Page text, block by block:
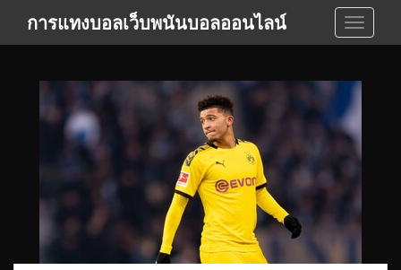
i
การแทงบอลเว็บพนันบอลออนไลน์